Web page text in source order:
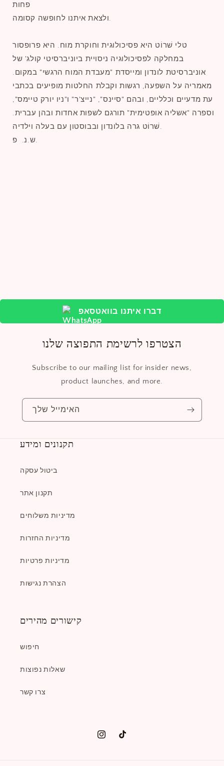
פחות
ולצאת איתנו לחופשה קסומה.
טלי שׁרוֹט היא פסיכולוגית וחוקרת מוח. היא פרופסור
במחלקה לפסיכולוגיה ניסויית ביוניברסיטי קולג' של
אוניברסיטת לונדון ומייסדת "מעבדת המוח הרגשי" במקום.
מאמריה על השפעה, רגשות וקבלת החלטות מופיעים בכתבי
עת מדעיים וכלליים, ובהם "סיינס", "נייצ'ר" ו"ניו יורק טיימס",
וספרה "אשליה אופטימית" תורגם לשפות אחדות ובהן עברית.
שׁרוֹט גרה בלונדון ובבוסטון עם בעלה וילדיה.
ש.נ. פ.
דברו איתנו בוואטסאפ
הצטרפו לרשימת התפוצה שלנו
Subscribe to our mailing list for insider news,
product launches, and more.
האימייל שלך
תקנונים ומידע
ביטול עסקה
תקנון אתר
מדיניות משלוחים
מדיניות החזרות
מדיניות פרטיות
הצהרת נגישות
קישורים מהירים
חיפוש
שאלות נפוצות
צרו קשר
אינסטגרם
טיק